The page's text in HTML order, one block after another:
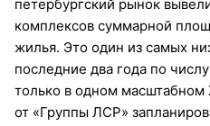
петербургский рынок
комплексов суммарной
жилья. Это один из самых
последние два года по
только в одном
от «Группы ЛСР»